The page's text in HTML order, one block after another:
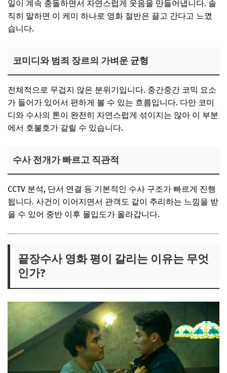
일이 계속 충돌하면서 자연스럽게 웃음을 만들어냅니다. 솔
직히 말하면 이 케미 하나로 영화 절반은 끌고 간다고 느꼈
습니다.
코미디와 범죄 장르의 가벼운 균형
전체적으로 무겁지 않은 분위기입니다. 중간중간 코믹 요소
가 들어가 있어서 편하게 볼 수 있는 흐름입니다. 다만 코미
디와 수사의 톤이 완전히 자연스럽게 섞이지는 않아 이 부분
에서 호불호가 갈릴 수 있습니다.
수사 전개가 빠르고 직관적
CCTV 분석, 단서 연결 등 기본적인 수사 구조가 빠르게 진행
됩니다. 사건이 이어지면서 관객도 같이 추리하는 느낌을 받
을 수 있어 중반 이후 몰입도가 올라갑니다.
끝장수사 영화 평이 갈리는 이유는 무엇
인가?